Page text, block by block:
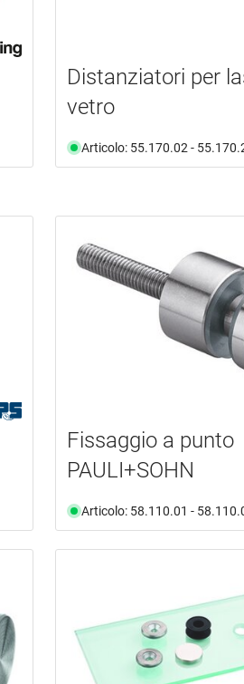
Distanziatori per
vetro
Articolo: 55.170.02 -
Fissaggio a punto
PAULI+SOHN
Articolo: 58.110.01 -